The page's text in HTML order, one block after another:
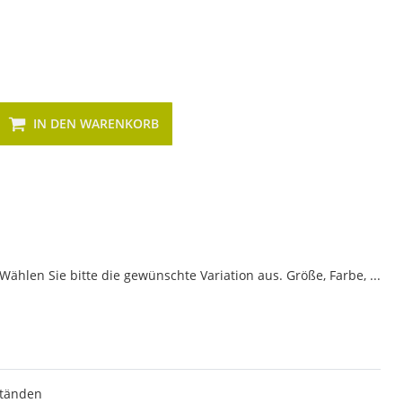
IN DEN WARENKORB
Sie bitte die gewünschte Variation aus. Größe, Farbe, ...